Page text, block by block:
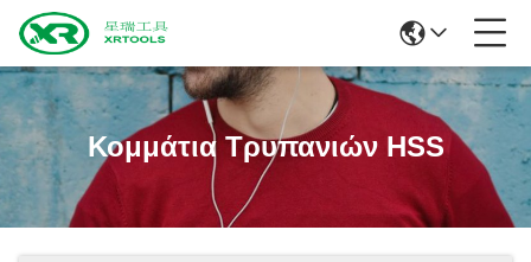
Κομμάτια Τρυπανιών HSS